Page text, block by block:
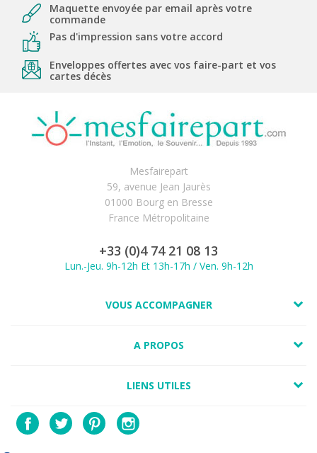
Maquette envoyée par email après votre
commande
Pas d'impression sans votre accord
Enveloppes offertes avec vos faire-part et vos
cartes décès
Mesfairepart
59, avenue Jean Jaurès
01000 Bourg en Bresse
France Métropolitaine
+33 (0)4 74 21 08 13
Lun.-Jeu. 9h-12h Et 13h-17h / Ven. 9h-12h
VOUS ACCOMPAGNER
A PROPOS
LIENS UTILES